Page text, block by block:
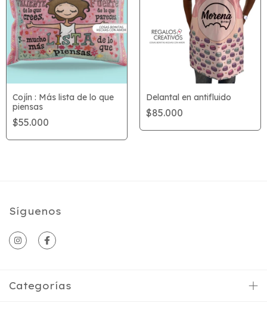
Cojín : Más lista de lo que
piensas
$55.000
Delantal en antifluido
$85.000
Síguenos
Categorías